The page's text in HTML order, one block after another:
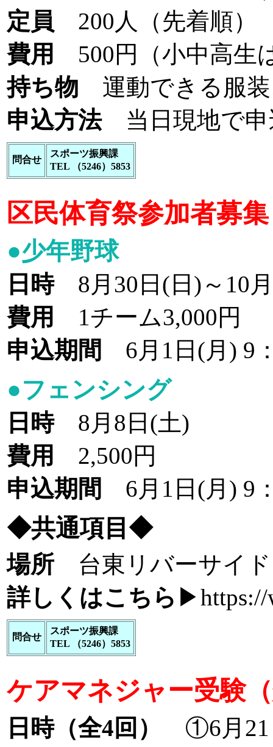
定員 200人（先着順
費用
500円（小中高生
持ち物 運動できる服
申込方法当日現地で申
問合せ
スポーツ振興課
TEL （5246）5853
区民体育祭参加者募集
●少年野球
日時8月30日(日)～10
費用
1チーム3,000円
申込期間
6月1日(月) 9
●フェンシング
日時8月8日(土)
費用
2,500円
申込期間
6月1日(月) 9
◆共通項目◆
場所 台東リバーサイ
詳しくはこちら ▶
問合せ
スポーツ振興課
TEL （5246）5853
ケアマネジャー受験
日時（全4回）
①6月21